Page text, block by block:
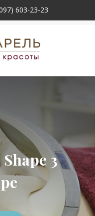
603-23-23
3